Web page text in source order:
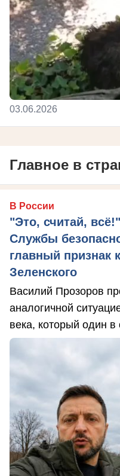
03.06.2026
Главное в
В России
"Это, считай,
Службы
главный признак
Зеленского
Василий Прозоров
аналогичной
века, который один в